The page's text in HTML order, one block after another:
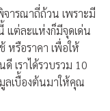
ารณาถี่ถ้วน เพราะมี
แต่ละแห่งก็มีจุดเด่น
หรือราคา เพื่อให้
เราได้รวบรวม 10
ลเบื้องต้นมาให้คุณ